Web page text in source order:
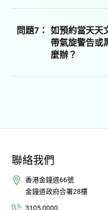
問題7：
如預約當天天
帶氣旋警告或
麼辦？
聯絡我們
香港金鐘道66號
金鐘道政府合署28樓
3105 0000